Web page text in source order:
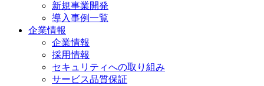
新規事業開発
導入事例一覧
企業情報
企業情報
採用情報
セキュリティへの取り組み
サービス品質保証